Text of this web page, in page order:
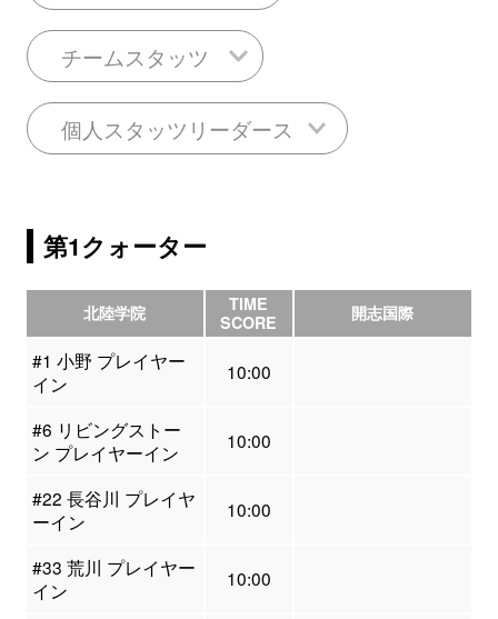
チームスタッツ
個人スタッツリーダース
第1クォーター
北陸学院
TIME
SCORE
開志国際
#1 小野 プレイヤー
イン
10:00
#6 リビングストー
ン プレイヤーイン
10:00
#22 長谷川 プレイヤ
ーイン
10:00
#33 荒川 プレイヤー
イン
10:00